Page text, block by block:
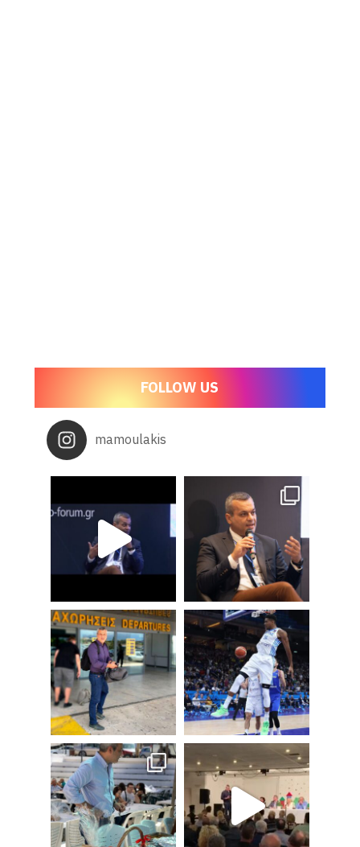
mamoulakis
FOLLOW US